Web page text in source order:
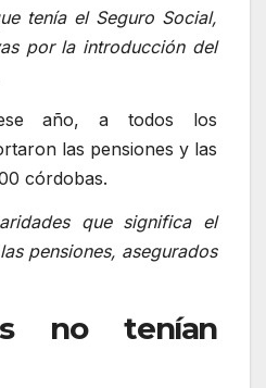
tenía el Seguro Social,
por la introducción del
año, a todos los
las pensiones y las
córdobas.
que significa el
pensiones, asegurados
no tenían